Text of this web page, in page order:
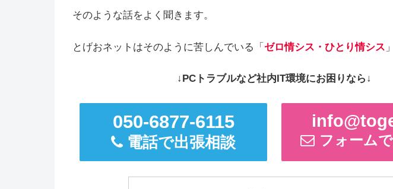
そのような話をよく聞きます。
とげおネットはそのように苦しんでいる「 ゼロ情シス・ひとり情シス
↓PCトラブルなど社内IT環境にお困りなら↓
050-6877-6115
電話で出張相談 フォーム